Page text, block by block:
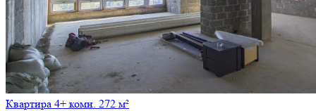
Квартира 4+ комн. 272 м²